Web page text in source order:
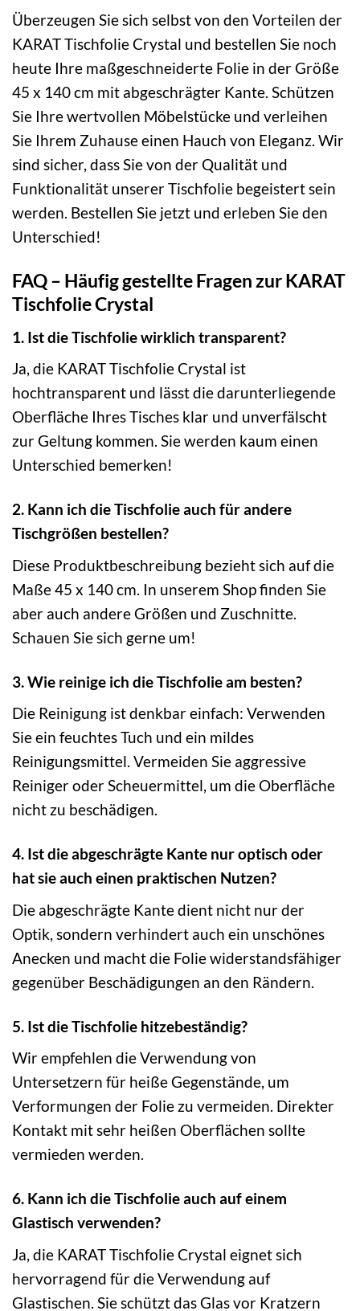
Überzeugen Sie sich selbst von den Vorteilen der
KARAT Tischfolie Crystal und bestellen Sie noch
heute Ihre maßgeschneiderte Folie in der Größe
45 x 140 cm mit abgeschrägter Kante. Schützen
Sie Ihre wertvollen Möbelstücke und verleihen
Sie Ihrem Zuhause einen Hauch von Eleganz. Wir
sind sicher, dass Sie von der Qualität und
Funktionalität unserer Tischfolie begeistert sein
werden. Bestellen Sie jetzt und erleben Sie den
Unterschied!
FAQ – Häufig gestellte Fragen zur KARAT
Tischfolie Crystal
1. Ist die Tischfolie wirklich transparent?
Ja, die KARAT Tischfolie Crystal ist
hochtransparent und lässt die darunterliegende
Oberfläche Ihres Tisches klar und unverfälscht
zur Geltung kommen. Sie werden kaum einen
Unterschied bemerken!
2. Kann ich die Tischfolie auch für andere
Tischgrößen bestellen?
Diese Produktbeschreibung bezieht sich auf die
Maße 45 x 140 cm. In unserem Shop finden Sie
aber auch andere Größen und Zuschnitte.
Schauen Sie sich gerne um!
3. Wie reinige ich die Tischfolie am besten?
Die Reinigung ist denkbar einfach: Verwenden
Sie ein feuchtes Tuch und ein mildes
Reinigungsmittel. Vermeiden Sie aggressive
Reiniger oder Scheuermittel, um die Oberfläche
nicht zu beschädigen.
4. Ist die abgeschrägte Kante nur optisch oder
hat sie auch einen praktischen Nutzen?
Die abgeschrägte Kante dient nicht nur der
Optik, sondern verhindert auch ein unschönes
Anecken und macht die Folie widerstandsfähiger
gegenüber Beschädigungen an den Rändern.
5. Ist die Tischfolie hitzebeständig?
Wir empfehlen die Verwendung von
Untersetzern für heiße Gegenstände, um
Verformungen der Folie zu vermeiden. Direkter
Kontakt mit sehr heißen Oberflächen sollte
vermieden werden.
6. Kann ich die Tischfolie auch auf einem
Glastisch verwenden?
Ja, die KARAT Tischfolie Crystal eignet sich
hervorragend für die Verwendung auf
Glastischen. Sie schützt das Glas vor Kratzern